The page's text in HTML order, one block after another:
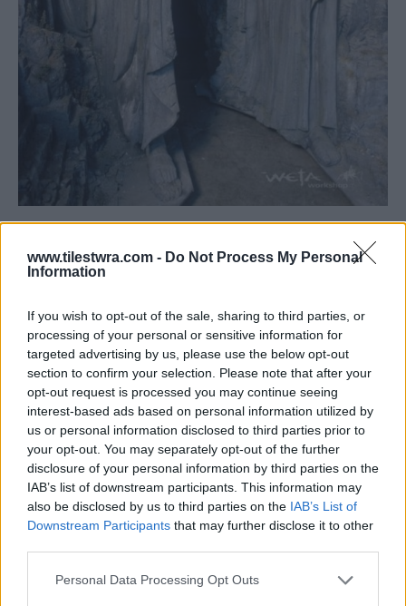
www.tilestwra.com - Do Not Process My Personal
Information
If you wish to opt-out of the sale, sharing to third parties, or
processing of your personal or sensitive information for
targeted advertising by us, please use the below opt-out
section to confirm your selection. Please note that after your
opt-out request is processed you may continue seeing
interest-based ads based on personal information utilized by
us or personal information disclosed to third parties prior to
your opt-out. You may separately opt-out of the further
disclosure of your personal information by third parties on the
IAB’s list of downstream participants. This information may
also be disclosed by us to third parties on the IAB’s List of
Downstream Participants that may further disclose it to other
Personal Data Processing Opt Outs